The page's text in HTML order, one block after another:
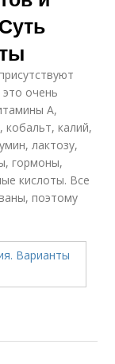
очень
А,
калий,
лактозу,
гормоны,
кислоты. Все
поэтому